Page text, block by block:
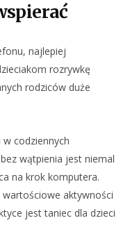
najlepiej
rozrywkę
rodziców duże
codziennych
wątpienia jest niemal
na krok komputera.
aktywności
jest taniec dla dzieci